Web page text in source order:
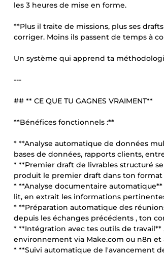
les 3 heures de mise en forme.
**Plus il traite de missions, plus ses
corriger. Moins ils passent de temps à
Un système qui apprend ta
---
## ** CE QUE TU GAGNES VRAIMENT**
**Bénéfices fonctionnels :**
* **Analyse automatique de données
bases de données, rapports clients,
* **Premier draft de livrables structuré
produit le premier draft dans ton
* **Analyse documentaire
lit, en extrait les informations
* **Préparation automatique des
depuis les échanges précédents , ton
* **Intégration avec tes outils de
environnement via Make.com ou n8n
* **Suivi automatique de l'avancement